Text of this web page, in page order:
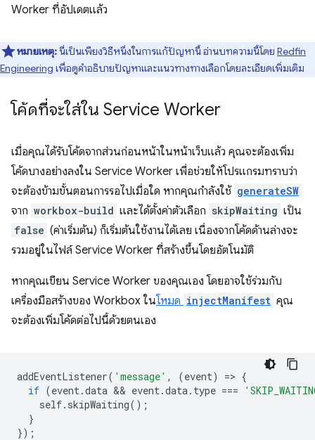
Worker ที่อัปเดตแล้ว
หมายเหตุ:นี่เป็นเพียงวิธีหนึ่งในการแก้ปัญหานี้ อ่านบทความนี้โดย Redfin
Engineering เพื่อดูคำอธิบายปัญหาและแนวทางทางเลือกโดยละเอียดเพิ่มเติม
โค้ดที่จะใส่ใน Service Worker
เมื่อคุณได้รับโค้ดจากส่วนก่อนหน้าในหน้าเว็บแล้ว คุณจะต้องเพิ่ม
โค้ดบางอย่างลงใน Service Worker เพื่อช่วยให้โปรแกรมทราบว่า
จะต้องข้ามขั้นตอนการรอไปเมื่อใด หากคุณกำลังใช้ generateSW
จาก workbox-build และได้ตั้งค่าตัวเลือก skipWaiting เป็น
false (ค่าเริ่มต้น) ก็เริ่มต้นใช้งานได้เลย เนื่องจากโค้ดด้านล่างจะ
รวมอยู่ในไฟล์ Service Worker ที่สร้างขึ้นโดยอัตโนมัติ
หากคุณเขียน Service Worker ของคุณเอง โดยอาจใช้ร่วมกับ
เครื่องมือสร้างของ Workbox ในโหมด injectManifest คุณ
จะต้องเพิ่มโค้ดต่อไปนี้ด้วยตนเอง
addEventListener( 'message' , (event) => {
if (event.data && event.data. type ===
self. skipWaiting();
}
});